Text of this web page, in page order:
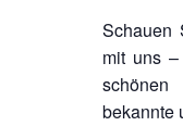
Schauen
mit uns
bekannte